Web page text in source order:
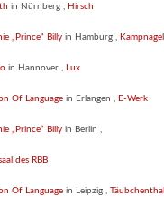
in Nürnberg , Hirsch
„Prince“ Billy in Hamburg , Kampnagel
in Hannover , Lux
Of Language in Erlangen , E-Werk
„Prince“ Billy in Berlin ,
des RBB
Of Language in Leipzig , Täubchenthal